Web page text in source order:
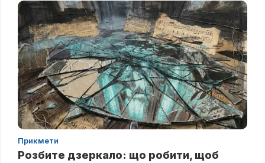
Прикмети
Розбите дзеркало: що робити, щоб